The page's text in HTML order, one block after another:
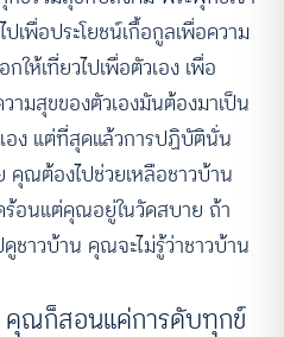
เพื่อประโยชน์เกื้อกูลเพื่อความ
ห้เที่ยวไปเพื่อตัวเอง เพื่อ
ามสุขของตัวเองมันต้องมาเป็น
อง แต่ที่สุดแล้วการปฏิบัตินั่น
ณต้องไปช่วยเหลือชาวบ้าน
ร้อนแต่คุณอยู่ในวัดสบาย ถ้า
ชาวบ้าน คุณจะไม่รู้ว่าชาวบ้าน
ณก็สอนแค่การดับทุกข์